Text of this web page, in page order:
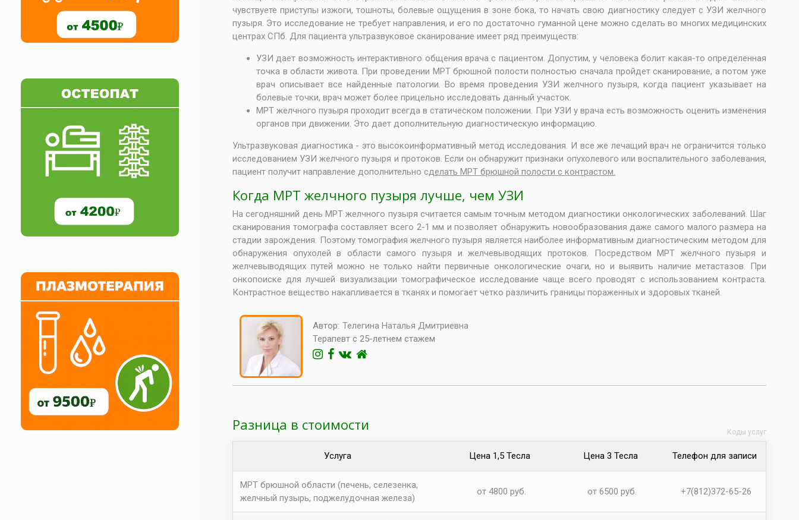
чувствуете приступы изжоги, тошноты, болевые ощущения в зоне бока, то начать свою диагностику следует с УЗИ желчного
пузыря. Это исследование не требует направления, и его по достаточно гуманной цене можно сделать во многих медицинских
центрах СПб. Для пациента ультразвуковое сканирование имеет ряд преимуществ:
УЗИ дает возможность интерактивного общения врача с пациентом. Допустим, у человека болит какая-то определенная
точка в области живота. При проведении МРТ брюшной полости полностью сначала пройдет сканирование, а потом уже
врач описывает все найденные патологии. Во время проведения УЗИ желчного пузыря, когда пациент указывает на
болевые точки, врач может более прицельно исследовать данный участок.
МРТ желчного пузыря проходит всегда в статическом положении. При УЗИ у врача есть возможность оценить изменения
органов при движении. Это дает дополнительную диагностическую информацию.
Ультразвуковая диагностика - это высокоинформативный метод исследования. И все же лечащий врач не ограничится только
исследованием УЗИ желчного пузыря и протоков. Если он обнаружит признаки опухолевого или воспалительного заболевания,
пациент получит направление дополнительно сделать МРТ брюшной полости с контрастом.
Когда МРТ желчного пузыря лучше, чем УЗИ
На сегодняшний день МРТ желчного пузыря считается самым точным методом диагностики онкологических заболеваний. Шаг
сканирования томографа составляет всего 2-1 мм и позволяет обнаружить новообразования даже самого малого размера на
стадии зарождения. Поэтому томография желчного пузыря является наиболее информативным диагностическим методом для
обнаружения опухолей в области самого пузыря и желчевыводящих протоков. ПосредствомМРТ желчного пузыря и
желчевыводящих путей можно не только найти первичные онкологические очаги, но и выявить наличие метастазов. При
онкопоиске для лучшей визуализации томографическое исследование чаще всего проводят с использованием контраста.
Контрастное вещество накапливается в тканях и помогает четко различить границы пораженных и здоровых тканей.
Автор: Телегина Наталья Дмитриевна
Терапевт с 25-летнем стажем
Разница в стоимости
Услуга Цена 1,5 Тесла Цена 3 Тесла Телефон для записи
МРТ брюшной области (печень, селезенка,
желчный пузырь, поджелудочная железа)
от 4800 руб. от 6500 руб. +7(812)372-65-26
Коды услуг